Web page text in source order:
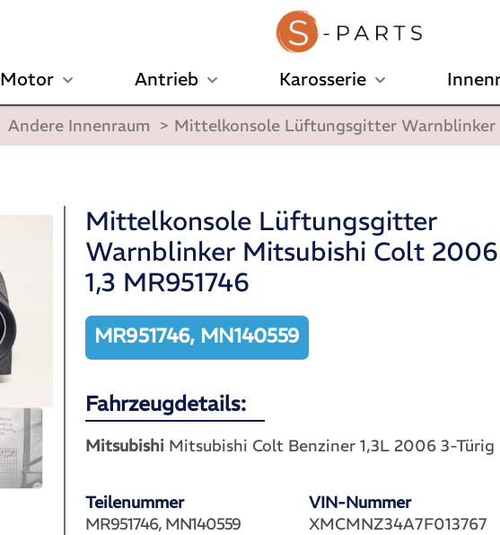
Motor Antrieb Karosserie
Andere Innenraum > Mittelkonsole Lüftungsgitter Warnblinker
Mittelkonsole Lüftungsgitter
Warnblinker Mitsubishi Colt 2006
1,3 MR951746
MR951746, MN140559
Fahrzeugdetails:
Mitsubishi Mitsubishi Colt Benziner 1,3L 2006 3-Türig
Teilenummer
VIN-Nummer
MR951746, MN140559
XMCMNZ34A7F013767